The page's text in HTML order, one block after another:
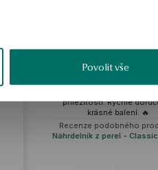
Povolit vše
Edyta